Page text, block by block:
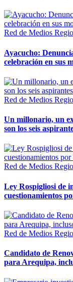
Red de Medios
Ayacucho:
celebración en sus
Red de Medios
Un millonario, un
son los seis
Red de Medios
Ley Rospigliosi de
cuestionamientos
Red de Medios
Candidato de
para Arequipa,